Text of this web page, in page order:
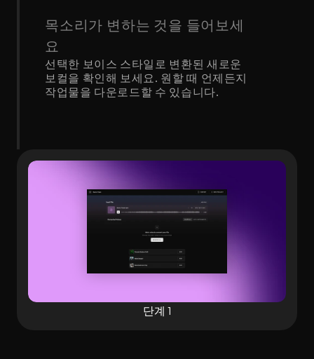
목소리가 변하는 것을 들어보세
요
선택한 보이스 스타일로 변환된 새로운
보컬을 확인해 보세요. 원할 때 언제든지
작업물을 다운로드할 수 있습니다.
단계 1